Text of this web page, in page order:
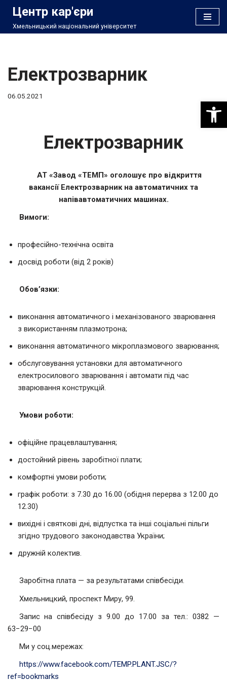
Перейти
Центр кар'єри
Хмельницький національний університет
Електрозварник
06.05.2021
Електрозварник
АТ «Завод «ТЕМП» оголошує про відкриття
вакансії Електрозварник на автоматичних та
напівавтоматичних машинах.
Вимоги:
професійно-технічна освіта
досвід роботи (від 2 років)
Обов’язки:
виконання автоматичного і механізованого зварювання
з використанням плазмотрона;
виконання автоматичного мікроплазмового зварювання;
обслуговування установки для автоматичного
електросилового зварювання і автомати під час
зварювання конструкцій.
Умови роботи:
офіційне працевлаштування;
достойний рівень заробітної плати;
комфортні умови роботи;
графік роботи: з 7.30 до 16.00 (обідня перерва з 12.00 до
12.30)
вихідні і святкові дні, відпустка та інші соціальні пільги
згідно трудового законодавства України;
дружній колектив.
Заробітна плата — за результатами співбесіди.
Хмельницкий, проспект Миру, 99.
Запис на співбесіду з 9.00 до 17.00 за тел.: 0382 —
63−29−00
Ми у соц.мережах:
https://www.facebook.com/TEMP.PLANT.JSC/?
ref=bookmarks